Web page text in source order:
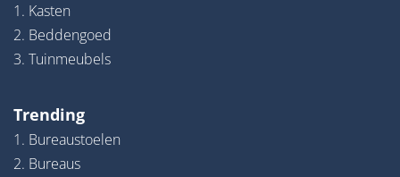
1. Kasten
2. Beddengoed
3. Tuinmeubels
Trending
1. Bureaustoelen
2. Bureaus